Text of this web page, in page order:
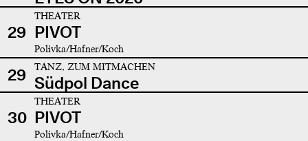
29
THEATER
PIVOT
Polivka/Hafner/Koch
29 TANZ, ZUM MITMACHEN
Südpol Dance
30
THEATER
PIVOT
Polivka/Hafner/Koch